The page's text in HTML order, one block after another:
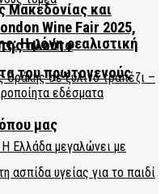
Η μόνη ρεαλιστική
του πρωτογενούς
Μακεδονίας και
Wine Fair 2025,
πλούτο
μας